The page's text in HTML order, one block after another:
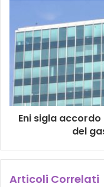
Eni sigla accordo
del
Articoli Correlati